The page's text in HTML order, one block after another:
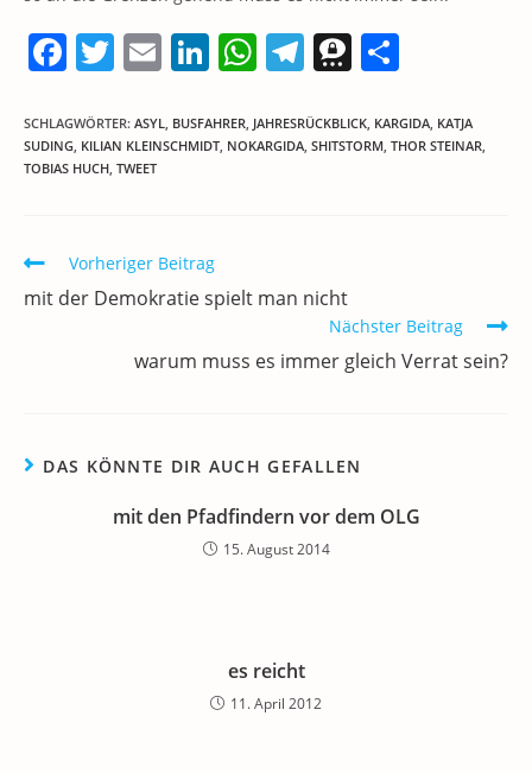
F
c
e
o
k
T
itt
er
E
ai
l
Li
k
e
W
at
s
T
e
gr
T
re
e
le
n
SCHLAGWÖRTER: ASYL, BUSFAHRER, JAHRESRÜCKBLICK, KARGIDA, KATJA
SUDING, KILIAN KLEINSCHMIDT, NOKARGIDA, SHITSTORM, THOR STEINAR,
TOBIAS HUCH, TWEET
Weitere
Artikel
ansehen
Vorheriger Beitrag
mit der Demokratie spielt man nicht
Nächster Beitrag
warum muss es immer gleich Verrat sein?
DAS KÖNNTE DIR AUCH GEFALLEN
mit den Pfadfindern vor dem OLG
15. August 2014
es reicht
11. April 2012